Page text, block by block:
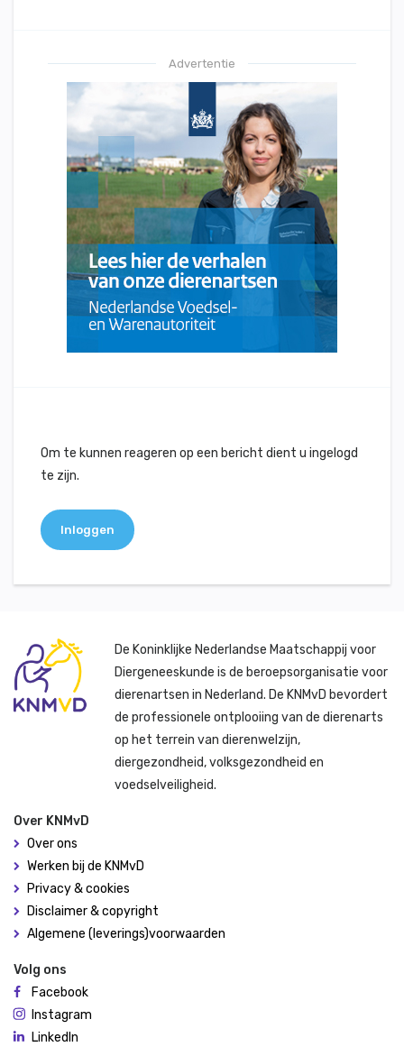
Advertentie
Om te kunnen reageren op een bericht dient u ingelogd
te zijn.
Inloggen
De Koninklijke Nederlandse Maatschappij voor
Diergeneeskunde is de beroepsorganisatie voor
dierenartsen in Nederland. De KNMvD bevordert
de professionele ontplooiing van de dierenarts
op het terrein van dierenwelzijn,
diergezondheid, volksgezondheid en
voedselveiligheid.
Over KNMvD
Over ons
Werken bij de KNMvD
Privacy & cookies
Disclaimer & copyright
Algemene (leverings)voorwaarden
Volg ons
Facebook
Instagram
LinkedIn